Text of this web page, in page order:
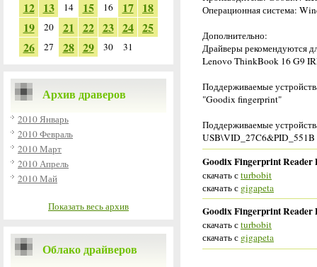
12 13 14 15 16 17 18
19
20 21 22 23 24 25
26
27 28 29 30 31
Архив драверов
2010 Январь
2010 Февраль
2010 Март
2010 Апрель
2010 Май
Показать весь архив
Облако драйверов
Операционная система:
Дополнительно:
Драйверы рекомендуются
Lenovo ThinkBook 16 G9
Поддерживаемые
"Goodix fingerprint"
Поддерживаемые
USB\VID_27C6&PID_551B
Goodix Fingerprint Reader
скачать сturbobit
скачать с gigapeta
Goodix Fingerprint Reader
скачать сturbobit
скачать с gigapeta